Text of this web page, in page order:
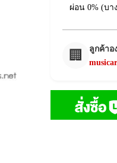
ผ่อน 0% (บา
🏢
ลูกค้าอ